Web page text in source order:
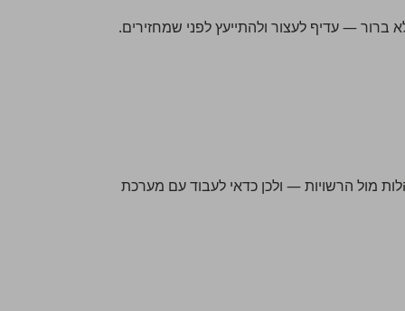
— עדיף לעצור ולהתייעץ לפני שמחזירים.
מול הרשויות — ולכן כדאי לעבוד עם מערכת